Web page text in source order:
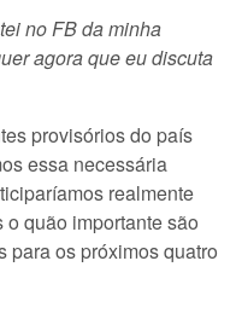
no FB da minha
agora que eu discuta
provisórios do país
essa necessária
realmente
quão importante são
para os próximos quatro